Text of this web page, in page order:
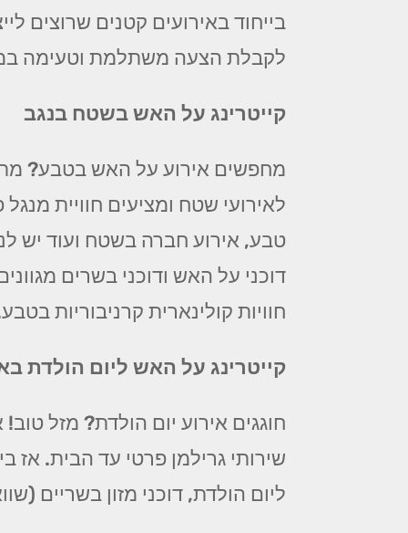
בייחוד באירועים קטנים שרוצים
לקבלת הצעה משתלמת וטעימה
קייטרינג על האש בשטח בנגב
מחפשים אירוע על האש בטבע?
לאירועי שטח ומציעים חוויית
טבע, אירוע חברה בשטח ועוד יש
דוכני על האש ודוכני בשרים
חוויות קולינארית קרניבוריות
קייטרינג על האש ליום הולדת
חוגגים אירוע יום הולדת? מזל
שירותי גרילמן פרטי עד הבית. אז
ליום הולדת, דוכני מזון בשריים